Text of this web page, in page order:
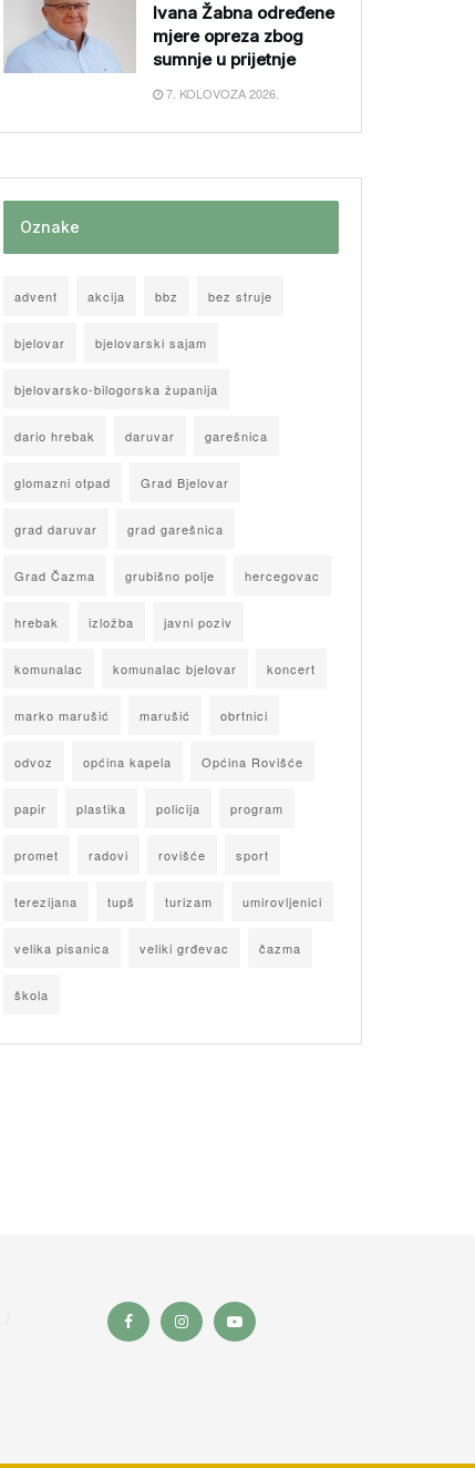
Ivana Žabna određene
mjere opreza zbog
sumnje u prijetnje
7. KOLOVOZA 2026.
Oznake
advent akcija bbz bez struje
bjelovar bjelovarski sajam
bjelovarsko-bilogorska županija
dario hrebak daruvar garešnica
glomazni otpad Grad Bjelovar
grad daruvar grad garešnica
Grad Čazma grubišno polje hercegovac
hrebak izložba javni poziv
komunalac komunalac bjelovar koncert
marko marušić marušić obrtnici
odvoz općina kapela Općina Rovišće
papir plastika policija program
promet radovi rovišće sport
terezijana tupš turizam umirovljenici
velika pisanica veliki grđevac čazma
škola